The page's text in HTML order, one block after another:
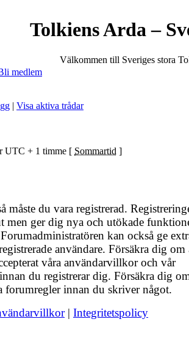
Tolkiens Arda –
Välkommen till Sveriges stora
medlem
| Visa aktiva trådar
UTC + 1 timme [ Sommartid ]
måste du vara registrerad.
men ger dig nya och utökade
kan också ge
användare. Försäkra dig om
våra användarvillkor och vår
du registrerar dig. Försäkra dig
forumregler innan du skriver något.
| Integritetspolicy